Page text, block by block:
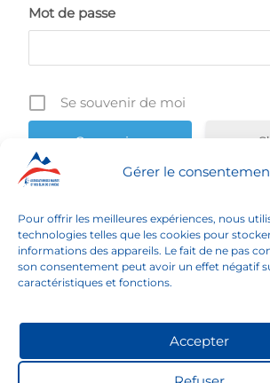
Gérer le
Pour offrir les meilleures expériences, nous
technologies telles que les cookies pour
informations des appareils. Le fait de ne pas
son consentement peut avoir un effet négatif
caractéristiques et fonctions.
Accepter
Mot de passe
Se souvenir de moi
DEMANDER MES CODES D'ACCÈS
MAIRES